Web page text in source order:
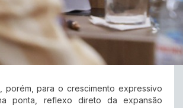
porém, para o crescimento expressivo
ponta, reflexo direto da expansão